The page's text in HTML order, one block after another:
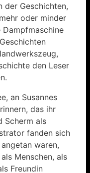
der Geschichten,
oder minder
den Leser
an Susannes
das ihr
Scherm als
fanden sich
waren,
Menschen, als
Freundin